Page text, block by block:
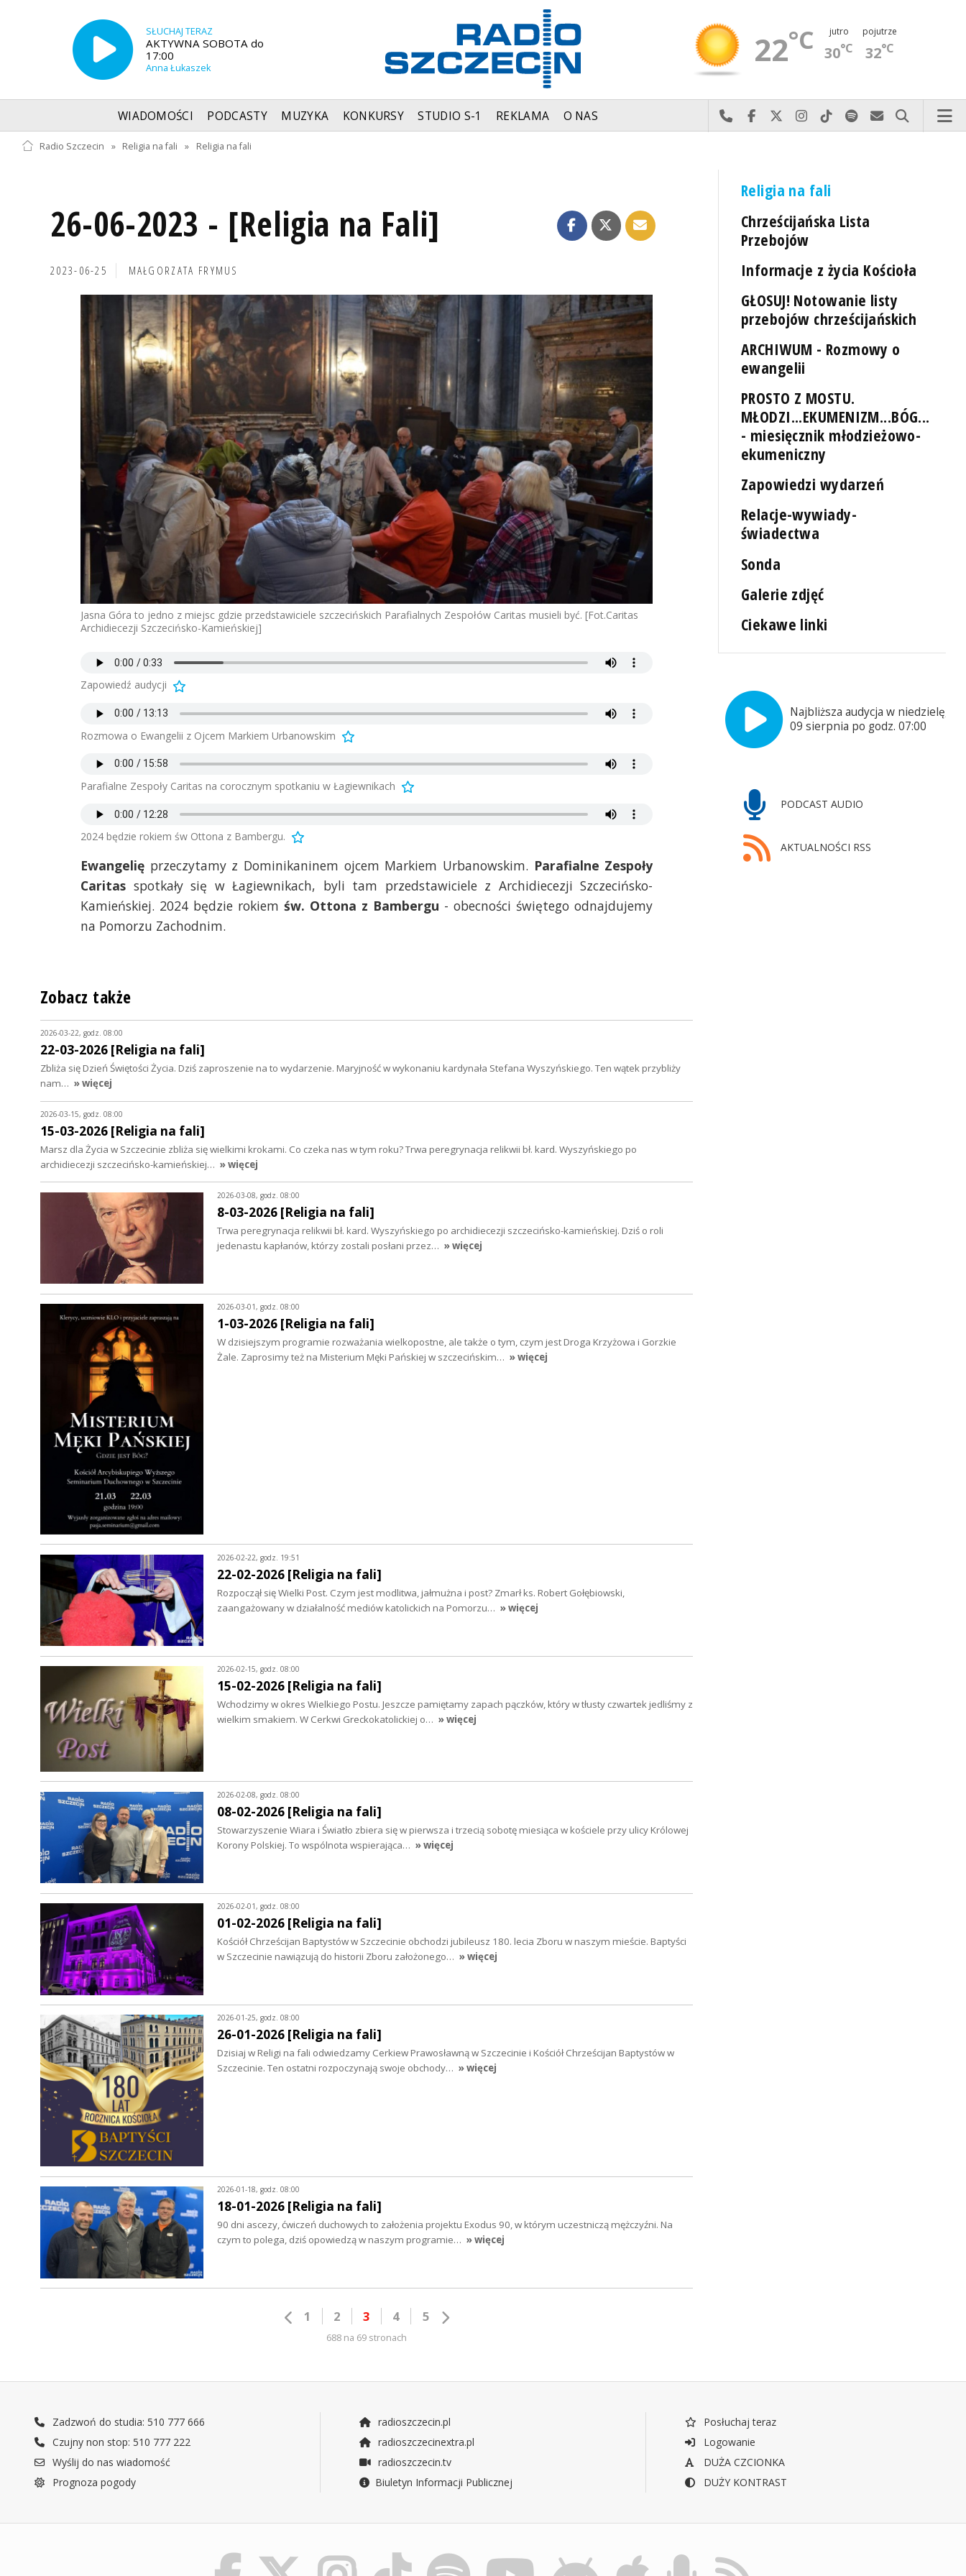
SŁUCHAJ TERAZ
AKTYWNA SOBOTA do
17:00
Anna Łukaszek 22°C jutro
30°C
pojutrze
32°C
WIADOMOŚCI PODCASTY MUZYKA KONKURSY STUDIO S-1 REKLAMA O NAS Najlepiej po prostu do nas zadzwoń
Odwiedź nas na Facebook-u
Odwiedź nas na X
Odwiedź nas na Instagram-ie
Odwiedź nas na TikTok-u
Szukaj nas na Spotify
Wyślij do nas
Szukaj
Radio Szczecin » Religia na fali » Religia na fali
26-06-2023 - [Religia na Fali]
2023-06-25 MAŁGORZATA FRYMUS
Jasna Góra to jedno z miejsc gdzie przedstawiciele szczecińskich Parafialnych Zespołów Caritas musieli być. [Fot.Caritas
Archidiecezji Szczecińsko-Kamieńskiej]
Zapowiedź audycji
Rozmowa o Ewangelii z Ojcem Markiem Urbanowskim
Parafialne Zespoły Caritas na corocznym spotkaniu w Łagiewnikach
2024 będzie rokiem św Ottona z Bambergu.
Ewangelię przeczytamy z Dominikaninem ojcem Markiem Urbanowskim. Parafialne Zespoły
Caritas spotkały się w Łagiewnikach, byli tam przedstawiciele z Archidiecezji Szczecińsko-
Kamieńskiej. 2024 będzie rokiem św. Ottona z Bambergu - obecności świętego odnajdujemy
na Pomorzu Zachodnim.
Religia na fali
Chrześcijańska Lista
Przebojów
Informacje z życia Kościoła
GŁOSUJ! Notowanie listy
przebojów chrześcijańskich
ARCHIWUM - Rozmowy o
ewangelii
PROSTO Z MOSTU.
MŁODZI...EKUMENIZM...BÓG...
- miesięcznik młodzieżowo-
ekumeniczny
Zapowiedzi wydarzeń
Relacje-wywiady-
świadectwa
Sonda
Galerie zdjęć
Ciekawe linki
Najbliższa audycja w niedzielę,
09 sierpnia po godz. 07:00
PODCAST AUDIO
AKTUALNOŚCI RSS
Zobacz także
2026-03-22, godz. 08:00
22-03-2026 [Religia na fali]
Zbliża się Dzień Świętości Życia. Dziś zaproszenie na to wydarzenie. Maryjność w wykonaniu kardynała Stefana Wyszyńskiego. Ten wątek przybliży
nam… » więcej
2026-03-15, godz. 08:00
15-03-2026 [Religia na fali]
Marsz dla Życia w Szczecinie zbliża się wielkimi krokami. Co czeka nas w tym roku? Trwa peregrynacja relikwii bł. kard. Wyszyńskiego po
archidiecezji szczecińsko-kamieńskiej… » więcej
2026-03-08, godz. 08:00
8-03-2026 [Religia na fali]
Trwa peregrynacja relikwii bł. kard. Wyszyńskiego po archidiecezji szczecińsko-kamieńskiej. Dziś o roli
jedenastu kapłanów, którzy zostali posłani przez… » więcej
2026-03-01, godz. 08:00
1-03-2026 [Religia na fali]
W dzisiejszym programie rozważania wielkopostne, ale także o tym, czym jest Droga Krzyżowa i Gorzkie
Żale. Zaprosimy też na Misterium Męki Pańskiej w szczecińskim… » więcej
2026-02-22, godz. 19:51
22-02-2026 [Religia na fali]
Rozpoczął się Wielki Post. Czym jest modlitwa, jałmużna i post? Zmarł ks. Robert Gołębiowski,
zaangażowany w działalność mediów katolickich na Pomorzu… » więcej
2026-02-15, godz. 08:00
15-02-2026 [Religia na fali]
Wchodzimy w okres Wielkiego Postu. Jeszcze pamiętamy zapach pączków, który w tłusty czwartek jedliśmy z
wielkim smakiem. W Cerkwi Greckokatolickiej o… » więcej
2026-02-08, godz. 08:00
08-02-2026 [Religia na fali]
Stowarzyszenie Wiara i Światło zbiera się w pierwsza i trzecią sobotę miesiąca w kościele przy ulicy Królowej
Korony Polskiej. To wspólnota wspierająca… » więcej
2026-02-01, godz. 08:00
01-02-2026 [Religia na fali]
Kościół Chrześcijan Baptystów w Szczecinie obchodzi jubileusz 180. lecia Zboru w naszym mieście. Baptyści
w Szczecinie nawiązują do historii Zboru założonego… » więcej
2026-01-25, godz. 08:00
26-01-2026 [Religia na fali]
Dzisiaj w Religi na fali odwiedzamy Cerkiew Prawosławną w Szczecinie i Kościół Chrześcijan Baptystów w
Szczecinie. Ten ostatni rozpoczynają swoje obchody… » więcej
2026-01-18, godz. 08:00
18-01-2026 [Religia na fali]
90 dni ascezy, ćwiczeń duchowych to założenia projektu Exodus 90, w którym uczestniczą mężczyźni. Na
czym to polega, dziś opowiedzą w naszym programie… » więcej
1 2 3 4 5
688 na 69 stronach
Zadzwoń do studia: 510 777 666
Czujny non stop: 510 777 222
Wyślij do nas wiadomość
Prognoza pogody
radioszczecin.pl
radioszczecinextra.pl
radioszczecin.tv
Biuletyn Informacji Publicznej
Posłuchaj teraz
Logowanie
DUŻA CZCIONKA
DUŻY KONTRAST